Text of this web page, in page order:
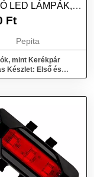
LED LÁMPÁK,
Ft
Pepita
mint Kerékpár
Készlet: Első és
Lámpák, USB